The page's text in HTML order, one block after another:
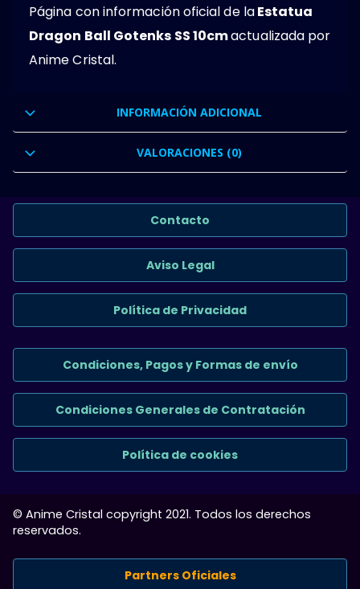
Página con información oficial de laEstatua
Dragon Ball Gotenks SS 10cmactualizada por
Anime Cristal.
INFORMACIÓN ADICIONAL
VALORACIONES (0)
Contacto
Aviso Legal
Política de Privacidad
Condiciones, Pagos y Formas de envío
Condiciones Generales de Contratación
Política de cookies
© Anime Cristal copyright 2021. Todos los derechos
reservados.
Partners Oficiales